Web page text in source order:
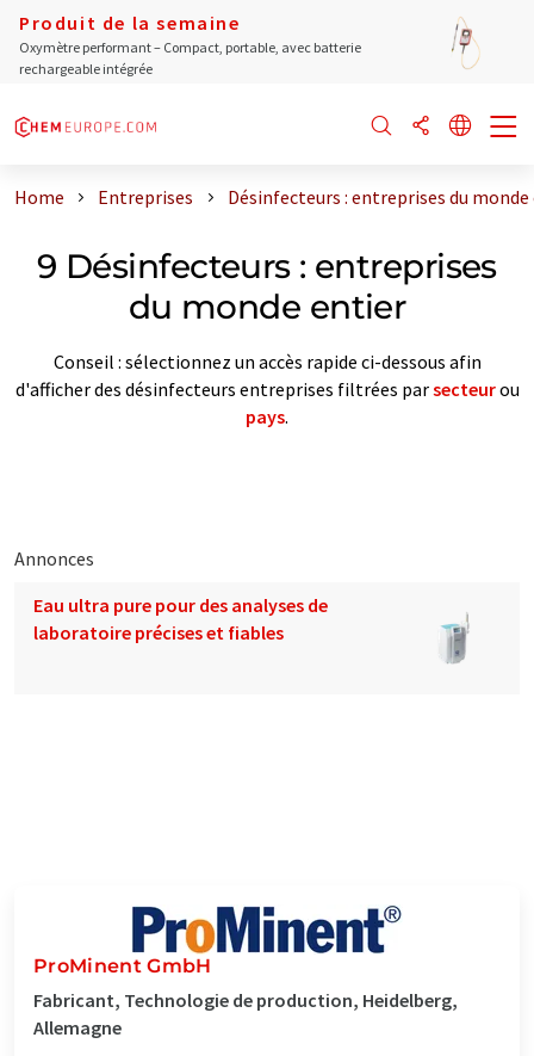
Produit de la semaine
Oxymètre performant – Compact, portable, avec batterie
rechargeable intégrée
Home Entreprises Désinfecteurs : entreprises du
9 Désinfecteurs : entreprises
du monde entier
Conseil : sélectionnez un accès rapide ci-dessous afin
d'afficher des désinfecteurs entreprises filtrées parsecteurou
pays.
Annonces
Eau ultra pure pour des analyses de
laboratoire précises et fiables
ProMinent GmbH
Fabricant, Technologie de production, Heidelberg,
Allemagne